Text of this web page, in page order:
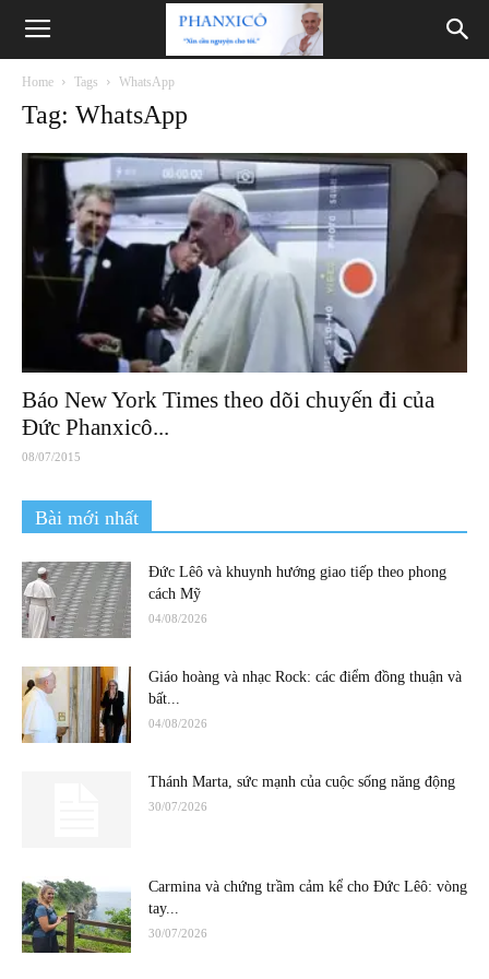
Phanxicô
Home Tags WhatsApp
Tag: WhatsApp
Báo New York Times theo dõi chuyến đi của
Đức Phanxicô...
08/07/2015
Bài mới nhất
Đức Lêô và khuynh hướng giao tiếp theo phong
cách Mỹ
04/08/2026
Giáo hoàng và nhạc Rock: các điểm đồng thuận và
bất...
04/08/2026
Thánh Marta, sức mạnh của cuộc sống năng động
30/07/2026
Carmina và chứng trầm cảm kể cho Đức Lêô: vòng
tay...
30/07/2026